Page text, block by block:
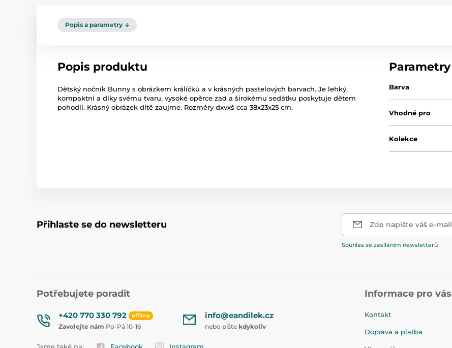
Popis a parametry
Popis produktu
Dětský nočník Bunny s obrázkem králíčků a v krásných pastelových barvach. Je lehký,
kompaktní a díky svému tvaru, vysoké opěrce zad a širokému sedátku poskytuje dětem
pohodlí. Krásný obrázek dítě zaujme. Rozměry dxvxš cca 38x23x25 cm.
Parametry
Barva
Vhodné pro
Kolekce
Přihlaste se do newsletteru Zde napište váš e-mail
Souhlas se zasíláním newsletterů
Potřebujete poradit
+420 770 330 792 offline
Zavolejte nám Po-Pá 10-16
info@eandilek.cz
nebo pište kdykoliv
Jsme také na: Facebook Instagram
Informace pro vás
Kontakt
Doprava a platba